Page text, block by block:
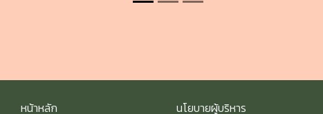
หน้าหลัก นโยบายผู้บริหาร